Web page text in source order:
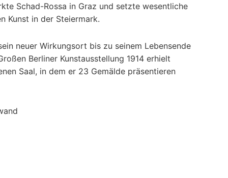
Schad-Rossa in Graz und setzte wesentliche
Kunst in der Steiermark.
neuer Wirkungsort bis zu seinem Lebensende
Berliner Kunstausstellung 1914 erhielt
Saal, in dem er 23 Gemälde präsentieren